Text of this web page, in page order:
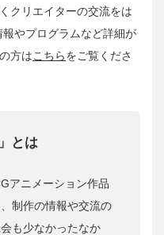
クリエイターの交流をは
やプログラムなど詳細が
方はこちらをご覧くださ
とは
アニメーション作品
制作の情報や交流の
も少なかったなか